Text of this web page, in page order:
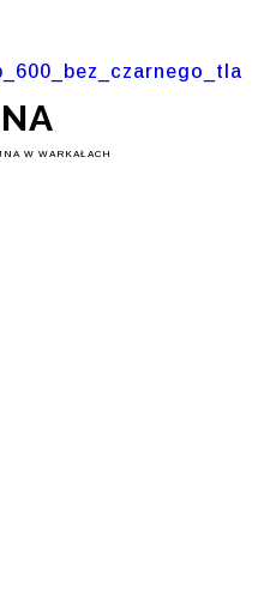
W WARKAŁACH